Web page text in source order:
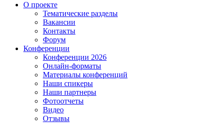
О проекте
Тематические разделы
Вакансии
Контакты
Форум
Конференции
Конференции 2026
Онлайн-форматы
Материалы конференций
Наши спикеры
Наши партнеры
Фотоотчеты
Видео
Отзывы